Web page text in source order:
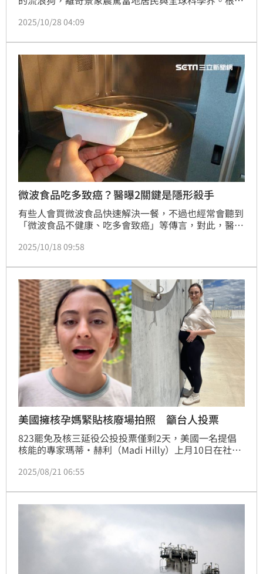
告，這些狗可能是40年前核災後被遺棄家犬的後代，如
（記者唐家興）
2025/10/28 04:09
微波食品吃多致癌？醫曝2關鍵是隱形殺手
有些人會買微波食品快速解決一餐，不過也經常會聽到
「微波食品不健康、吃多會致癌」等傳言，對此，醫師
生毒素。
2025/10/18 09:58
美國擁核孕媽緊貼核廢場拍照 籲台人投票
823罷免及核三延役公投投票僅剩2天，美國一名提倡
核能的專家瑪蒂•赫利（Madi Hilly）上月10日在社群
以此表態說明「核廢料不是拒絕核能的理由」。不過，
發布影片還原現場狀況，回應網友的猜疑。
2025/08/21 06:55